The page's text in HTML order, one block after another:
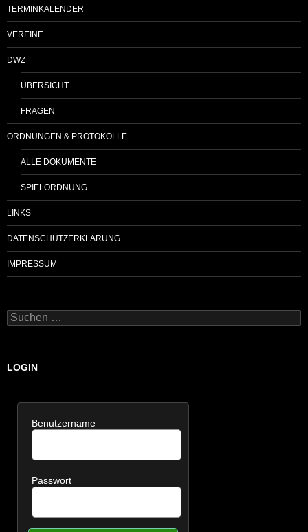
TERMINKALENDER
VEREINE
DWZ
ÜBERSICHT
FRAGEN
ORDNUNGEN & PROTOKOLLE
ALLE DOKUMENTE
SPIELORDNUNG
LINKS
DATENSCHUTZERKLÄRUNG
IMPRESSUM
Suchen
nach:
LOGIN
Benutzername
Passwort